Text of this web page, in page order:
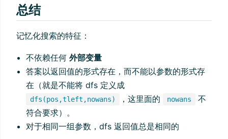
总结
记忆化搜索的特征：
不依赖任何外部变量
答案以返回值的形式存在，而不能以参数的形式存
在（就是不能将 dfs 定义成
dfs(pos,tleft,nowans) ，这里面的 nowans
不
符合要求）。
对于相同一组参数，dfs 返回值总是相同的